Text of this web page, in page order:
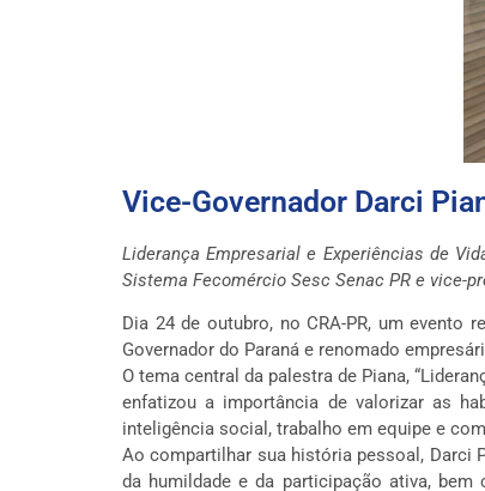
Vice-Governador Darci
Liderança Empresarial e Experiências de
Sistema Fecomércio Sesc Senac PR e vice-
Dia 24 de outubro, no CRA-PR, um evento
Governador do Paraná e renomado
O tema central da palestra de Piana,
enfatizou a importância de valorizar as
inteligência social, trabalho em equipe e
Ao compartilhar sua história pessoal, Darci
da humildade e da participação ativa,